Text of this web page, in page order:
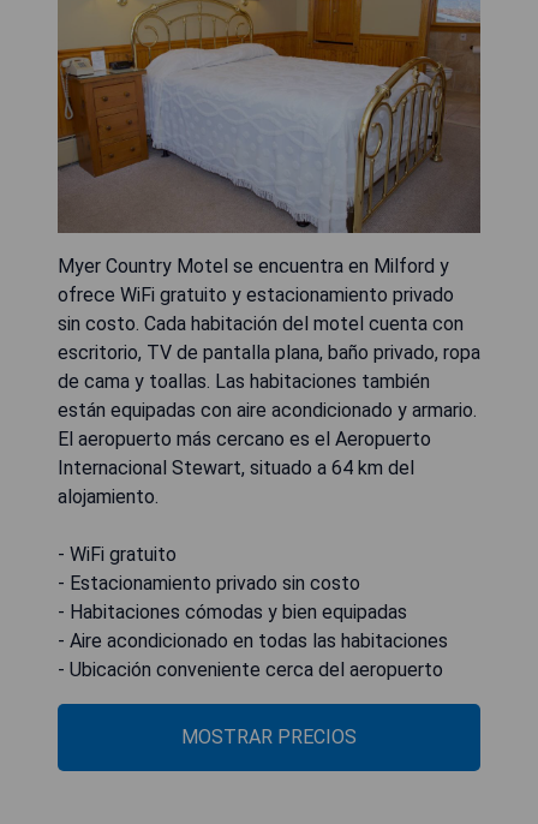
Myer Country Motel se encuentra en Milford y
ofrece WiFi gratuito y estacionamiento privado
sin costo. Cada habitación del motel cuenta con
escritorio, TV de pantalla plana, baño privado, ropa
de cama y toallas. Las habitaciones también
están equipadas con aire acondicionado y armario.
El aeropuerto más cercano es el Aeropuerto
Internacional Stewart, situado a 64 km del
alojamiento.
- WiFi gratuito
- Estacionamiento privado sin costo
- Habitaciones cómodas y bien equipadas
- Aire acondicionado en todas las habitaciones
- Ubicación conveniente cerca del aeropuerto
MOSTRAR PRECIOS